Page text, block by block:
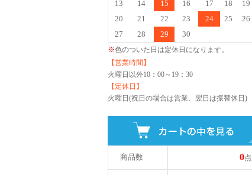
13
14 15 16 17 18
19
20
21 22 23 24 25
26
27
28 29 30
※色のついた日は定休日になります。
【営業時間】
火曜日以外10：00～19：30
【定休日】
火曜日(祝日の場合は営業、翌日は振替休日)
商品数 0点